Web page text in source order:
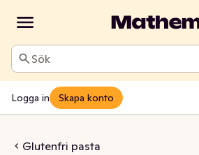
Sök
Logga in Skapa konto
Glutenfri pasta
EKO Glutenfri